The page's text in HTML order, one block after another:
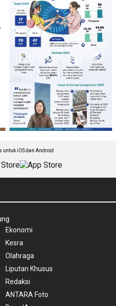
untuk iOS dan Android
Ekonomi
Kesra
Olahraga
Liputan Khusus
Redaksi
ANTARA Foto